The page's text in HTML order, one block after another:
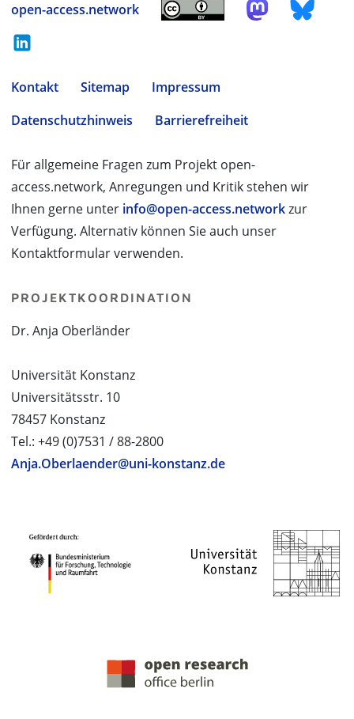
open-access.network
Kontakt Sitemap
Impressum
Datenschutzhinweis
Barrierefreiheit
Für allgemeine Fragen zum Projekt open-
access.network, Anregungen und Kritik stehen wir
Ihnen gerne unter info@open-access.networkzur
Verfügung. Alternativ können Sie auch unser
Kontaktformular verwenden.
PROJEKTKOORDINATION
Dr. Anja Oberländer
Universität Konstanz
Universitätsstr. 10
78457 Konstanz
Tel.: +49 (0)7531 / 88-2800
Anja.Oberlaender@uni-konstanz.de